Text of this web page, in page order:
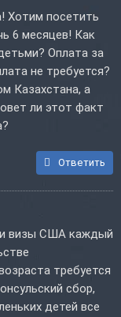
Хотим посетить
6 месяцев! Как
Оплата за
не требуется?
Казахстана, а
ли этот факт
Ответить
визы США каждый
требуется
сбор,
детей все